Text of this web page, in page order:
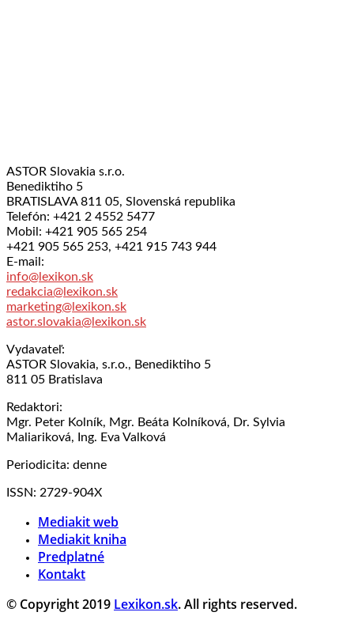
ASTOR Slovakia s.r.o.
Benediktiho 5
BRATISLAVA 811 05, Slovenská republika
Telefón: +421 2 4552 5477
Mobil: +421 905 565 254
+421 905 565 253, +421 915 743 944
E-mail:
info@lexikon.sk
redakcia@lexikon.sk
marketing@lexikon.sk
astor.slovakia@lexikon.sk
Vydavateľ:
ASTOR Slovakia, s.r.o., Benediktiho 5
811 05 Bratislava
Redaktori:
Mgr. Peter Kolník, Mgr. Beáta Kolníková, Dr. Sylvia
Maliariková, Ing. Eva Valková
Periodicita: denne
ISSN: 2729-904X
Mediakit web
Mediakit kniha
Predplatné
Kontakt
© Copyright 2019 Lexikon.sk. All rights reserved.